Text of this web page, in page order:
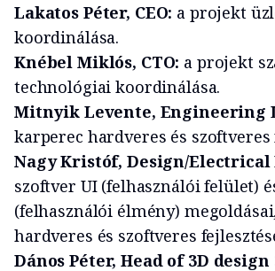
Lakatos Péter, CEO: a projekt
koordinálása.
Knébel Miklós, CTO: a projekt
technológiai koordinálása.
Mitnyik Levente, Engineering
karperec hardveres és szoftveres
Nagy Kristóf, Design/Electrical
szoftver UI (felhasználói felület)
(felhasználói élmény)
hardveres és szoftveres
Dános Péter, Head of 3D design